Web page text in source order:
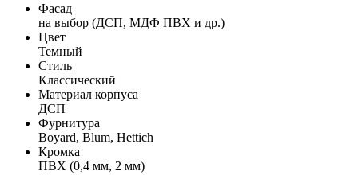
Фасад
на выбор (ДСП, МДФ ПВХ и др.)
Цвет
Темный
Стиль
Классический
Материал корпуса
ДСП
Фурнитура
Boyard, Blum, Hettich
Кромка
ПВХ (0,4 мм, 2 мм)